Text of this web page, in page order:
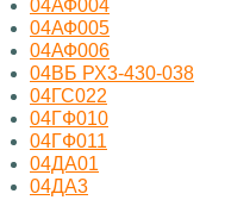
04АФ004
04АФ005
04АФ006
04ВБ РХ3-430-038
04ГС022
04ГФ010
04ГФ011
04ДА01
04ДА3